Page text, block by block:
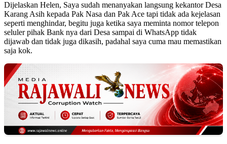
Dijelaskan Helen, Saya sudah menanyakan langsung kekantor Desa
Karang Asih kepada Pak Nasa dan Pak Ace tapi tidak ada kejelasan
seperti menghindar, begitu juga ketika saya meminta nomor telepon
seluler pihak Bank nya dari Desa sampai di WhatsApp tidak
dijawab dan tidak juga dikasih, padahal saya cuma mau memastikan
saja kok.